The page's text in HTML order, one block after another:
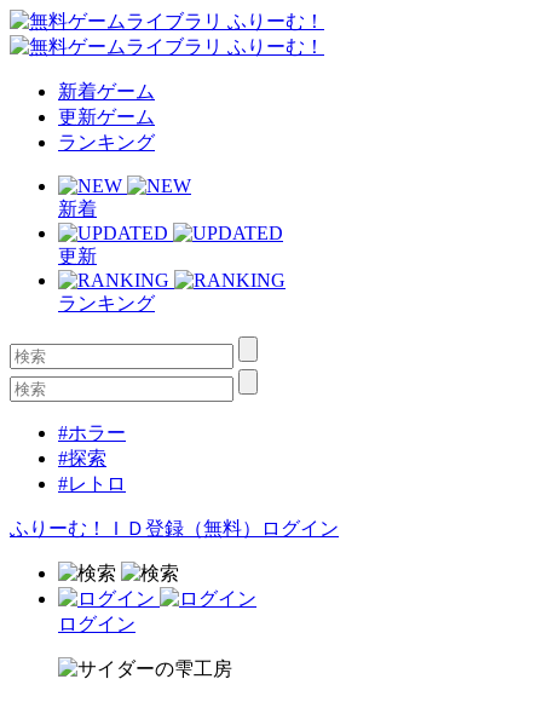
新着ゲーム
更新ゲーム
ランキング
新着
更新
ランキング
#ホラー
#探索
#レトロ
ふりーむ！ＩＤ登録（無料） ログイン
ログイン